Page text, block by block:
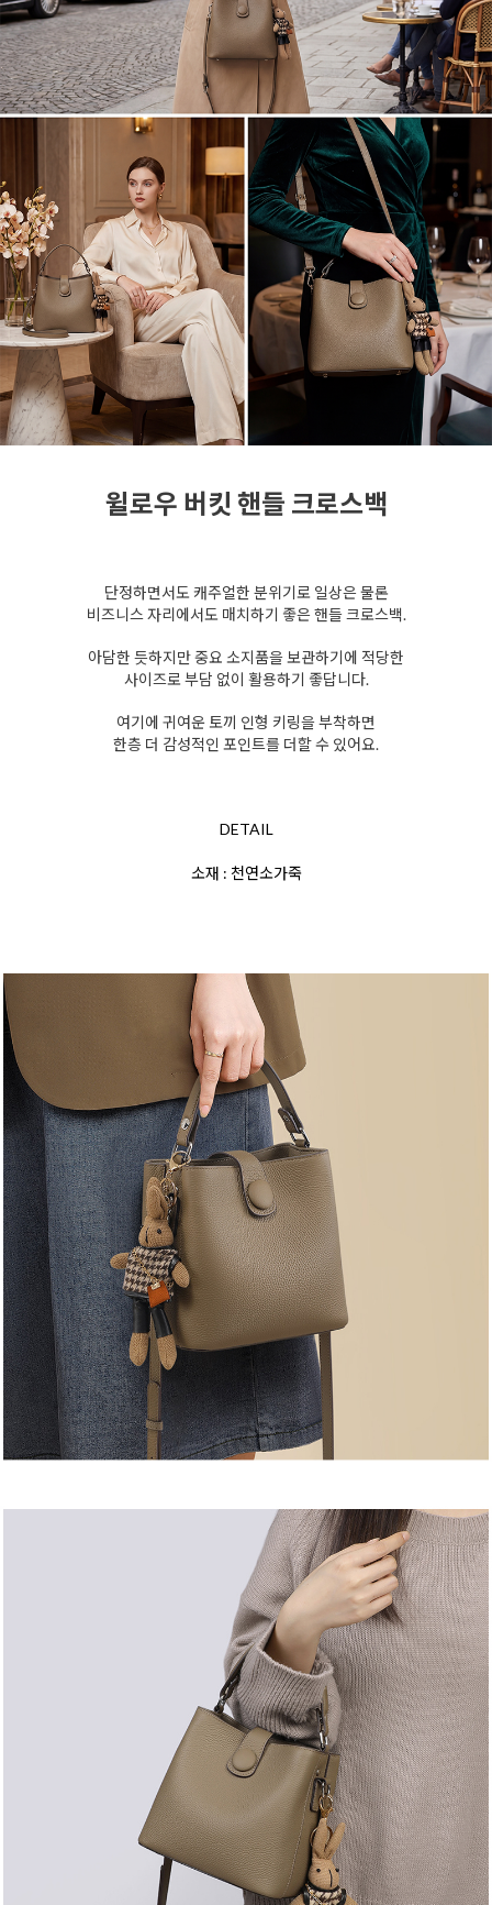
윌로우 버킷 핸들 크로스백
단정하면서도 캐주얼한 분위기로 일상은 물론
비즈니스 자리에서도 매치하기 좋은 핸들 크로스백.
아담한 듯하지만 중요 소지품을 보관하기에 적당한
사이즈로 부담 없이 활용하기 좋답니다.
여기에 귀여운 토끼 인형 키링을 부착하면
한층 더 감성적인 포인트를 더할 수 있어요.
DETAIL
소재 : 천연소가죽